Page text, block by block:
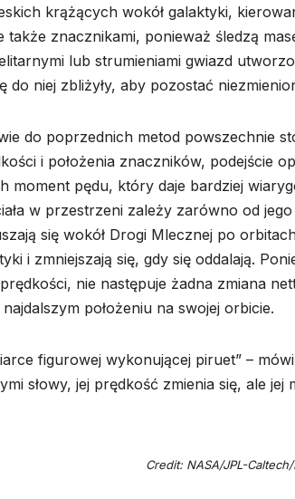
krążących wokół galaktyki,
także znacznikami, ponieważ śledzą
lub strumieniami gwiazd
do niej zbliżyły, aby pozostać
do poprzednich metod powszechnie
i położenia znaczników, podejście
moment pędu, który daje bardziej
w przestrzeni zależy zarówno od
się wokół Drogi Mlecznej po
i zmniejszają się, gdy się oddalają.
nie następuje żadna zmiana
położeniu na swojej orbicie.
figurowej wykonującej piruet” –
słowy, jej prędkość zmienia się, ale
Credit: NASA/JPL-